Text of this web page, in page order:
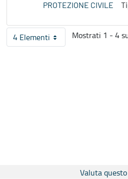
PROTEZIONE CIVILE
4 ElementiPer pagina
Mostrati 1 - 4
Valuta